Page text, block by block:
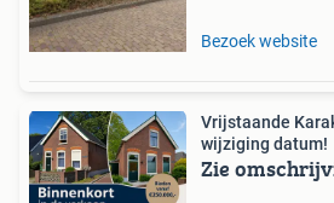
Bezoek website
Vrijstaande
wijziging datum!
Zie